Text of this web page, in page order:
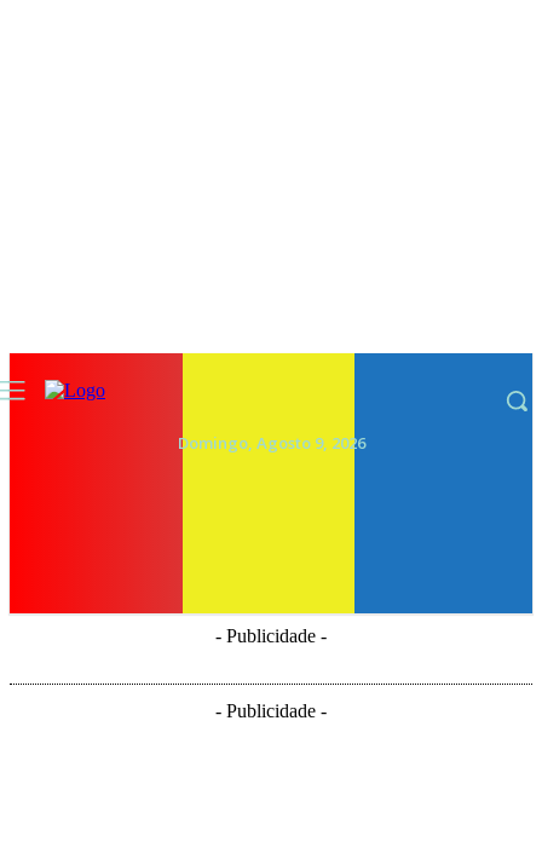
Domingo, Agosto 9, 2026
- Publicidade -
- Publicidade -